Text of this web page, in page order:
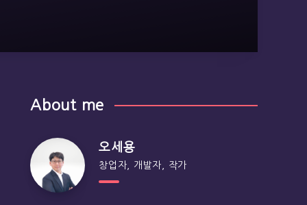
About me
오세용
창업자, 개발자, 작가